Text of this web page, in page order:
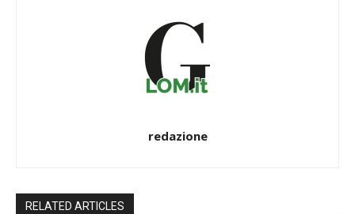
redazione
RELATED ARTICLES